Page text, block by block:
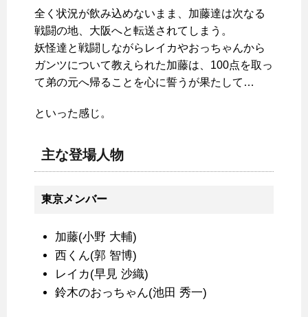
全く状況が飲み込めないまま、加藤達は次なる
戦闘の地、大阪へと転送されてしまう。
妖怪達と戦闘しながらレイカやおっちゃんから
ガンツについて教えられた加藤は、100点を取っ
て弟の元へ帰ることを心に誓うが果たして…
といった感じ。
主な登場人物
東京メンバー
加藤(小野 大輔)
西くん(郭 智博)
レイカ(早見 沙織)
鈴木のおっちゃん(池田 秀一)